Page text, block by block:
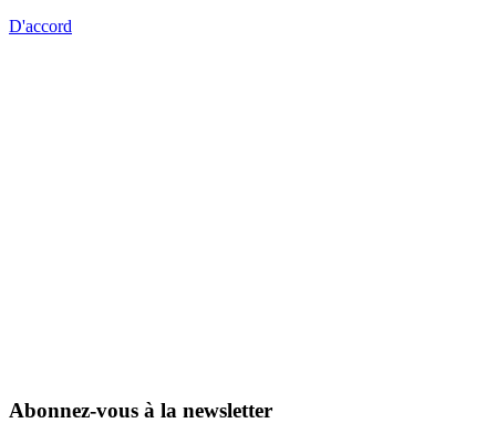
D'accord
Abonnez-vous à la newsletter